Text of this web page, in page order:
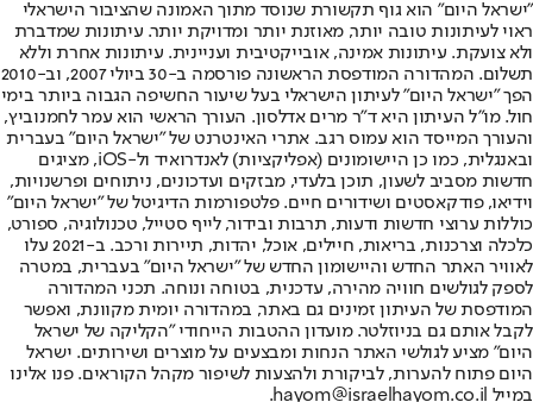
"ישראל היום" הוא גוף תקשורת שנוסד מתוך האמונה שהציבור הישראלי
ראוי לעיתונות טובה יותר, מאוזנת יותר ומדויקת יותר. עיתונות שמדברת
ולא צועקת. עיתונות אמינה, אובייקטיבית ועניינית. עיתונות אחרת וללא
תשלום. המהדורה המודפסת הראשונה פורסמה ב-30 ביולי 2007, וב-2010
הפך "ישראל היום" לעיתון הישראלי בעל שיעור החשיפה הגבוה ביותר בימי
חול. מו"ל העיתון היא ד"ר מרים אדלסון. העורך הראשי הוא עמר לחמנוביץ,
והעורך המייסד הוא עמוס רגב. אתרי האינטרנט של "ישראל היום" בעברית
ובאנגלית, כמו כן היישומונים (אפליקציות) לאנדרואיד ול-iOS, מציגים
חדשות מסביב לשעון, תוכן בלעדי, מבזקים ועדכונים, ניתוחים ופרשנויות,
וידיאו, פודקאסטים ושידורים חיים. פלטפורמות הדיגיטל של "ישראל היום"
כוללות ערוצי חדשות ודעות, תרבות ובידור, לייף סטייל, טכנולוגיה, ספורט,
כלכלה וצרכנות, בריאות, חיילים, אוכל, יהדות, תיירות ורכב. ב-2021 עלו
לאוויר האתר החדש והיישומון החדש של "ישראל היום" בעברית, במטרה
לספק לגולשים חוויה מהירה, עדכנית, בטוחה ונוחה. תכני המהדורה
המודפסת של העיתון זמינים גם באתר, במהדורה יומית מקוונת, ואפשר
לקבל אותם גם בניוזלטר. מועדון ההטבות הייחודי "הקליקה של ישראל
היום" מציע לגולשי האתר הנחות ומבצעים על מוצרים ושירותים. ישראל
היום פתוח להערות, לביקורת ולהצעות לשיפור מקהל הקוראים. פנו אלינו
במייל hayom@israelhayom.co.il.